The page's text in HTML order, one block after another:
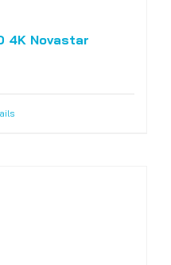
4K Novastar